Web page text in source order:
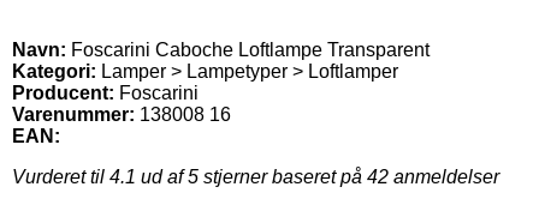
Navn: Foscarini Caboche Loftlampe Transparent
Kategori: Lamper > Lampetyper > Loftlamper
Producent: Foscarini
Varenummer: 138008 16
EAN:
Vurderet til 4.1 ud af 5 stjerner baseret på 42 anmeldelser